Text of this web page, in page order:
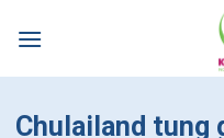
Chulailand tung